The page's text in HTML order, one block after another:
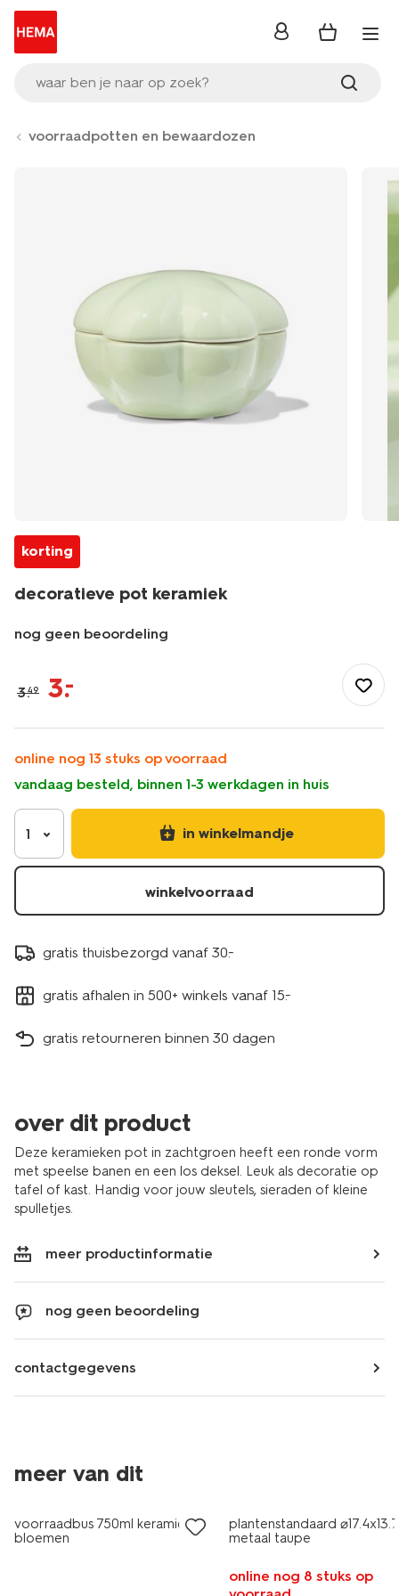
waar ben je naar op zoek?
inloggen
voorraadpotten en bewaardozen
korting
decoratieve pot keramiek
nog geen beoordeling
tafelen/meenemen-
bewaren/voorraadpotten-
pot-
keramiek-
13326040.html
3.49 3.–
online nog 13 stuks op voorraad
vandaag besteld, binnen 1-3 werkdagen in huis
1 in winkelmandje
winkelvoorraad
gratis thuisbezorgd vanaf 30.-
gratis afhalen in 500+ winkels vanaf 15.-
gratis retourneren binnen 30 dagen
over dit product
Deze keramieken pot in zachtgroen heeft een ronde vorm
met speelse banen en een los deksel. Leuk als decoratie op
tafel of kast. Handig voor jouw sleutels, sieraden of kleine
spulletjes.
meer productinformatie
nog geen beoordeling
contactgegevens
meer van dit
voorraadbus 750ml keramiek
bloemen
plantenstandaard
metaal taupe
online nog 8 stuks op